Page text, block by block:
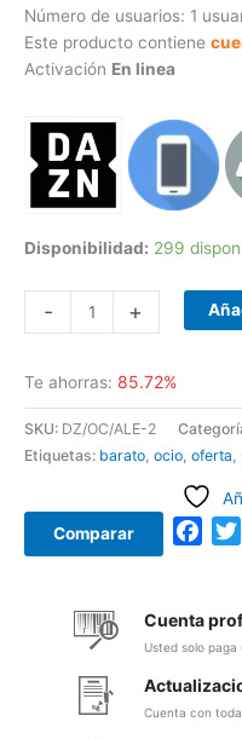
Número de usuarios: 1
Este producto contiene
Activación En linea
Disponibilidad: 299
- +
Te ahorras: 85.72%
SKU: DZ/OC/ALE-2
Etiquetas: barato ocio oferta
Comparar
Cuenta
Usted solo
Cuenta con